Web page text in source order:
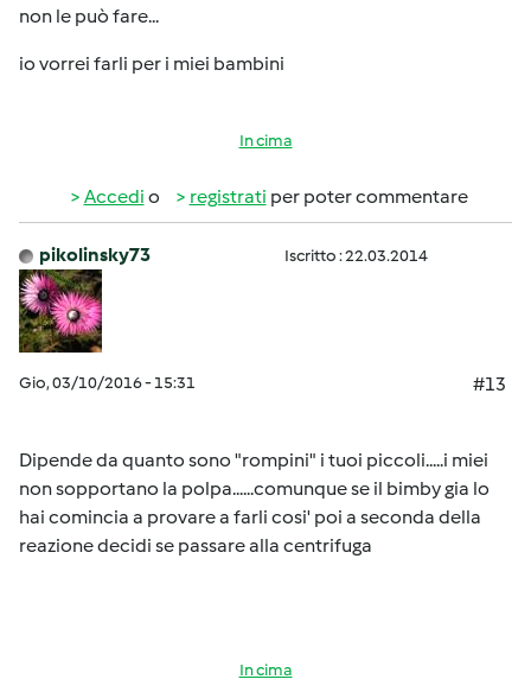
non le può fare...
io vorrei farli per i miei bambini
In cima
Accedi o registrati per poter commentare
pikolinsky73 Iscritto : 22.03.2014
Gio, 03/10/2016 - 15:31 #13
Dipende da quanto sono "rompini" i tuoi piccoli.....i miei
non sopportano la polpa......comunque se il bimby gia lo
hai comincia a provare a farli cosi' poi a seconda della
reazione decidi se passare alla centrifuga
In cima